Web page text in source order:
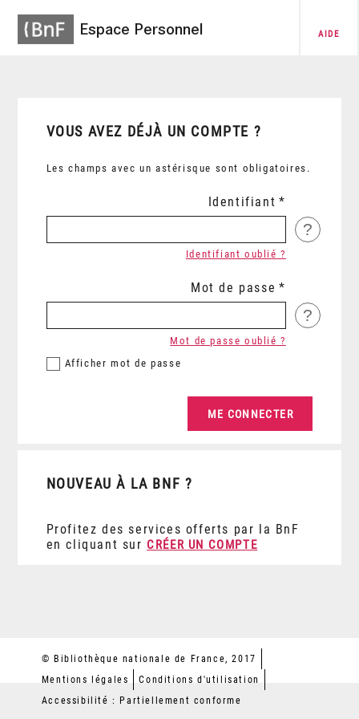
Espace Personnel AIDE
VOUS AVEZ DÉJÀ UN COMPTE ?
Les champs avec un astérisque sont obligatoires.
Identifiant
?
Identifiant oublié ?
Mot de passe
?
Afficher mot de passe
Mot de passe oublié ?
NOUVEAU À LA BNF ?
Profitez des services offerts par la BnF
en cliquant sur CRÉER UN COMPTE
© Bibliothèque nationale de France, 2017
Mentions légales
Conditions d'utilisation
Accessibilité : Partiellement conforme